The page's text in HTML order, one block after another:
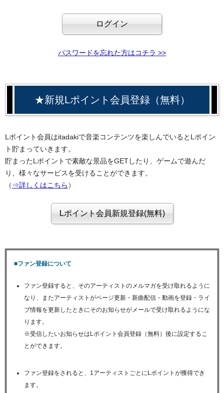
パスワードを忘れた方はコチラ >>
★新規Lポイント会員登録（無料）
Lポイント会員はitadakiで音楽コンテンツを楽しんでいるとLポイン
ト貯まっていきます。
貯まったLポイントで素敵な景品をGETしたり、ゲームで遊んだ
り、様々なサービスを受けることができます。
（ ⇒詳しくはこちら ）
■ファン登録について
ファン登録すると、そのアーティストのメルマガを受け取れるように
なり、またアーティストがページ更新・新曲配信・動画を登録・ライ
ブ情報を更新したときにそのお知らせがメールで受け取れるようにな
ります。
※受信したいお知らせはLポイント会員登録（無料）後に設定するこ
とができます。
ファン登録をされると、1アーティストごとにLポイントが獲得でき
ます。